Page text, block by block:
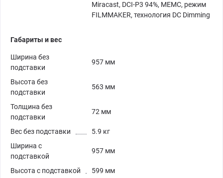
Miracast, DCI-P3 94%, MEMC, режим
FILMMAKER, технология DC Dimming
Габариты и вес
Ширина без
подставки
957 мм
Высота без
подставки
563 мм
Толщина без
подставки
72 мм
Вес без подставки
5.9 кг
Ширина с
подставкой
957 мм
Высота с подставкой
599 мм